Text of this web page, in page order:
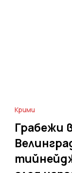
Крими
Грабежи